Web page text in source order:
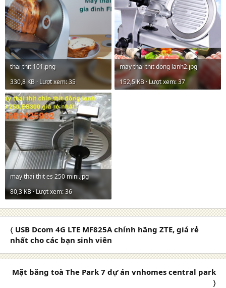
thai thit 101.png
330,8 KB · Lượt xem: 35
may thai thit dong lanh2.jpg
152,5 KB · Lượt xem: 37
may thai thit es 250 mini.jpg
80,3 KB · Lượt xem: 36
〈 USB Dcom 4G LTE MF825A chính hãng ZTE, giá rẻ
nhất cho các bạn sinh viên
Mặt bằng toà The Park 7 dự án vnhomes central park
〉